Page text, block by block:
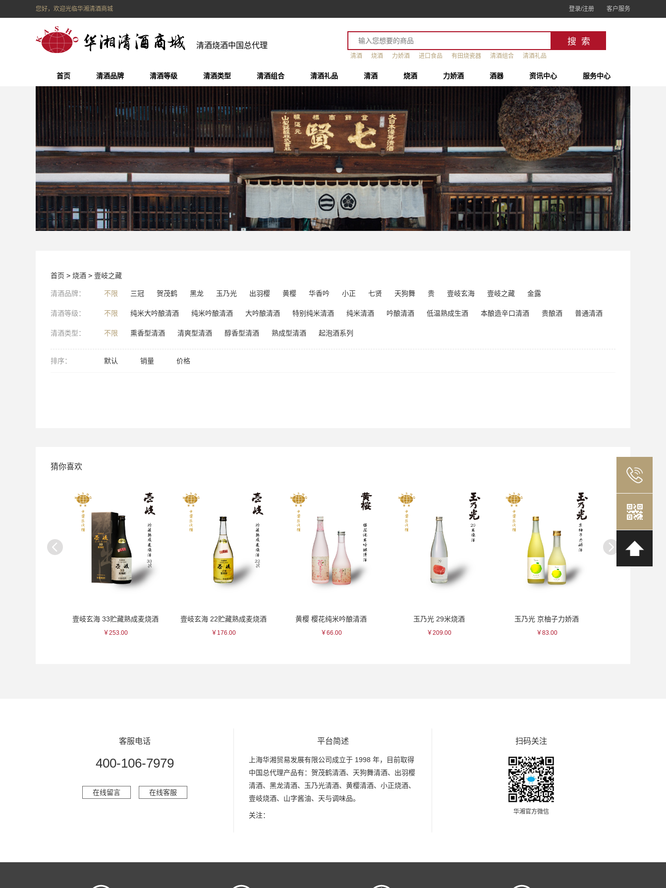
您好，欢迎光临华湘清酒商城 登录/注册 客户服务
清酒烧酒中国总代理
清酒 烧酒 力娇酒 进口食品 有田烧瓷器 清酒组合 清酒礼品
首页 清酒品牌 清酒等级 清酒类型 清酒组合 清酒礼品 清酒 烧酒 力娇酒 酒器 资讯中心 服务中心
首页 > 烧酒 > 壹岐之藏
清酒品牌： 不限 三冠 贺茂鹤 黑龙 玉乃光 出羽樱 黄樱 华香吟 小正 七贤 天狗舞 贵 壹岐玄海 壹岐之藏 金露
清酒等级： 不限 纯米大吟酿清酒 纯米吟酿清酒 大吟酿清酒 特别纯米清酒 纯米清酒 吟酿清酒 低温熟成生酒 本酿造辛口清酒 贵酿酒 普通清酒
清酒类型： 不限 熏香型清酒 清爽型清酒 醇香型清酒 熟成型清酒 起泡酒系列
排序： 默认 销量 价格
猜你喜欢
壹岐玄海 22贮藏熟成麦烧酒
￥176.00
黄樱 樱花纯米吟酿清酒
￥66.00
玉乃光 29米烧酒
￥209.00
玉乃光 京柚子力娇酒
￥83.00
出羽樱 桃子力娇酒
￥253.00
客服电话
400-106-7979
在线留言 在线客服
平台简述
上海华湘贸易发展有限公司成立于 1998 年，目前取得
中国总代理产品有：贺茂鹤清酒、天狗舞清酒、出羽樱
清酒、黑龙清酒、玉乃光清酒、黄樱清酒、小正烧酒、
壹岐烧酒、山字酱油、天与调味品。
关注：
扫码关注
华湘官方微信